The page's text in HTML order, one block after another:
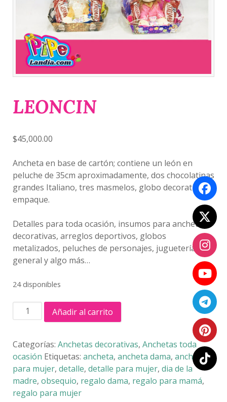
LEONCIN
$45,000.00
Ancheta en base de cartón; contiene un león en
peluche de 35cm aproximadamente, dos chocolatinas
grandes Italiano, tres masmelos, globo decorativo y
empaque.
Detalles para toda ocasión, insumos para anchetas
decorativas, arreglos deportivos, globos
metalizados, peluches de personajes, juguetería
general y algo más…
24 disponibles
LEONCIN
cantidad
Añadir al carrito
Categorías: Anchetas decorativas, Anchetas toda
ocasión Etiquetas: ancheta, ancheta dama, ancheta
para mujer, detalle, detalle para mujer, dia de la
madre, obsequio, regalo dama, regalo para mamá,
regalo para mujer